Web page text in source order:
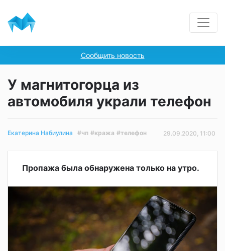
Сообщить новость
У магнитогорца из
автомобиля украли телефон
Екатерина Набиулина #чп #кража #телефон 29.09.2020, 11:00
Пропажа была обнаружена только на утро.